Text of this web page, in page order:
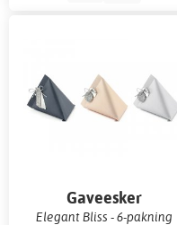
Gaveesker
Elegant Bliss - 6-pakning